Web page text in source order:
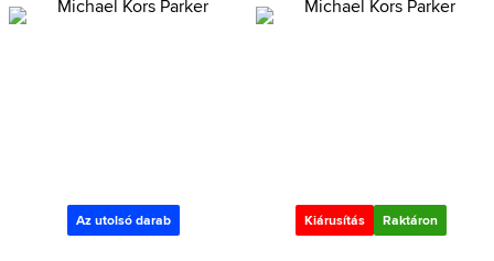
Az utolsó darab Kiárusítás Raktáron